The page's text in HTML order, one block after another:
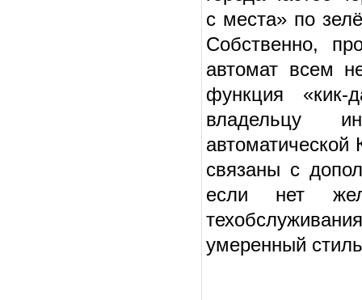
с места» по
Собственно,
автомат всем
функция
владельцу
связаны с
если нет
умеренный